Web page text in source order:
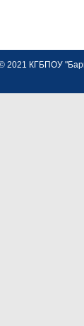
2021 КГБПОУ